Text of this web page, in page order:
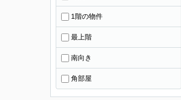
1階の物件
最上階
南向き
角部屋